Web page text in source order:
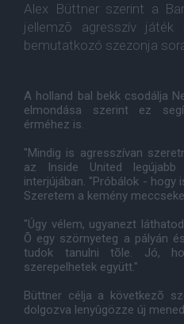
Alex Büttner szerint a
jellemzõ agresszív játék
bemutatkozó szezonja
A holland bal bekk csodálja
elmondása szerint ez
érméhez is.
"Mindig is agresszívan
az Inside United
interjújában. "Próbálok - hogy
Szeretem a kemény
"Úgy vélem, ugyanezt
Õ egy szörnyeteg a pályán
tudok tanulni tõle. Jó,
szerepelhetek együtt."
Büttner célja a következõ
dolgozva lenyûgözze új